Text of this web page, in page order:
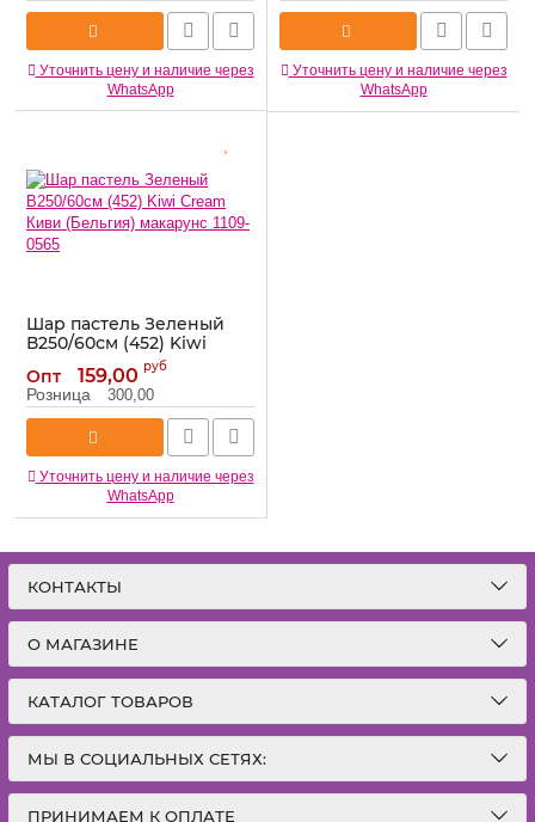
Уточнить цену и наличие через
WhatsApp
Уточнить цену и наличие через
WhatsApp
Шар пастель Зеленый
В250/60см (452) Kiwi
Cream Киви (Бельгия)
макарунс 1109-0565
Артикул: 1109-0565
Опт 159,00 руб
Розница 300,00
Уточнить цену и наличие через
WhatsApp
КОНТАКТЫ
О МАГАЗИНЕ
КАТАЛОГ ТОВАРОВ
МЫ В СОЦИАЛЬНЫХ СЕТЯХ:
ПРИНИМАЕМ К ОПЛАТЕ